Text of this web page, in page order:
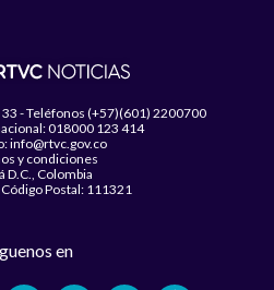
33 - Teléfonos (+57)(601) 2200700
018000 123 414
info@rtvc.gov.co
y condiciones
D.C., Colombia
Postal: 111321
en